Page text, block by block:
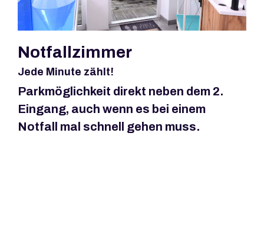
Notfallzimmer
Jede Minute zählt!
Parkmöglichkeit direkt neben dem 2.
Eingang, auch wenn es bei einem
Notfall mal schnell gehen muss.